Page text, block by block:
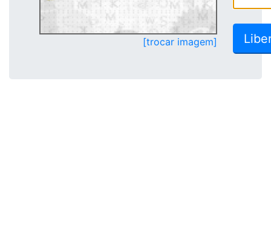
[trocar imagem]